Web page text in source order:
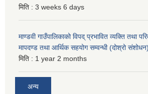
मिति : 3 weeks 6 days
माण्डवी गाउँपालिकाको विपद् प्रभावित व्यक्ति तथा
मापदण्ड तथा आर्थिक सहयोग सम्वन्धी (दोश्रो
मिति : 1 year 2 months
अन्य